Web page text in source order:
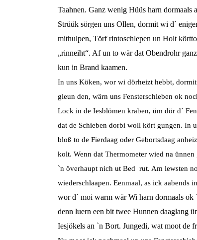
Taahnen. Ganz wenig Hüüs harn
Strüük sörgen uns Ollen, dormit wi d`
mithulpen, Törf rintoschlepen un Holt
„rinneiht“. Af un to wär dat Obendrohr
kun in Brand kaamen.
In uns Köken, wor wi dörheizt hebbt,
gleun den, wärn uns Fensterschieben ok
Lock in de Iesblömen kraben, üm dör d`
dat de Schieben dorbi woll kört gungen. In
bloß to de Fierdaag oder Gebortsdaag
kolt. Wenn dat Thermometer wied na ünnen
`n överhaupt nich ut Bed rut. Am lewsten
wiederschlaapen. Eenmaal, as ick aabends
wor d` moi warm wär Wi harn dormaals ok
denn luern een bit twee Hunnen daaglang
Iesjökels an `n Bort. Jungedi, wat moot de